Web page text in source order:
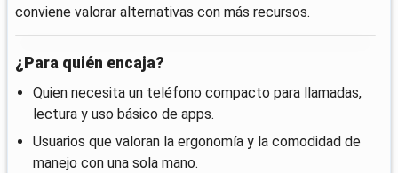
conviene valorar alternativas con más recursos.
¿Para quién encaja?
Quien necesita un teléfono compacto para llamadas,
lectura y uso básico de apps.
Usuarios que valoran la ergonomía y la comodidad de
manejo con una sola mano.